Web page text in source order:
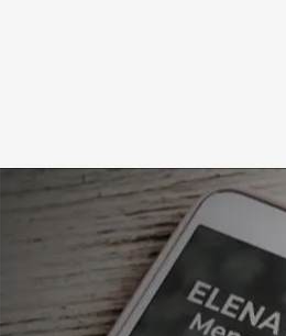
El audio entre Luis Medina y Elena Collado.
En boca de todos
11 FEB 2025 - 11:16h.
Comienza el juicio